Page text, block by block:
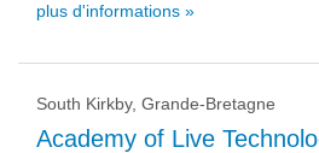
plus d'informations »
South Kirkby, Grande-Bretagne
Academy of Live